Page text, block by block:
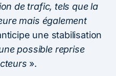
de trafic, tels que la
mais également
une stabilisation
possible reprise
».